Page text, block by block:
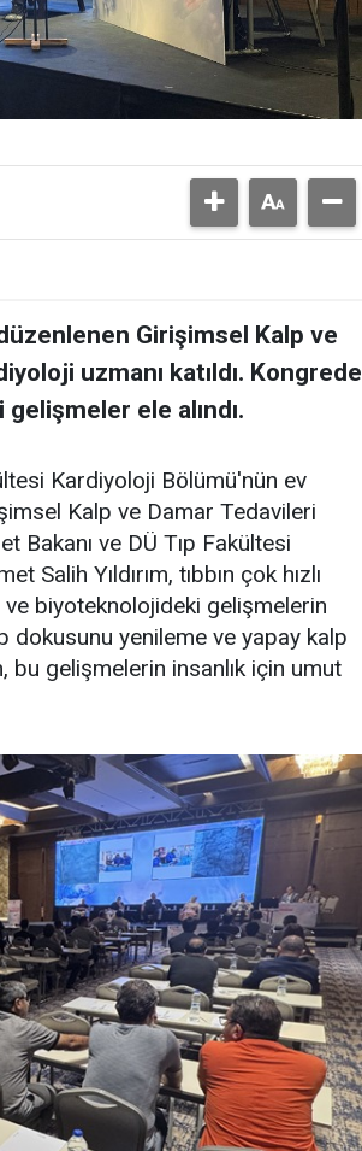
Girişimsel Kalp ve
uzmanı katıldı. Kongrede
ele alındı.
Kardiyoloji Bölümü'nün ev
Kalp ve Damar Tedavileri
Bakanı ve DÜ Tıp Fakültesi
Yıldırım, tıbbın çok hızlı
biyoteknolojideki gelişmelerin
dokusunu yenileme ve yapay kalp
bu gelişmelerin insanlık için umut